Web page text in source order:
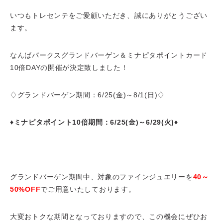
いつもトレセンテをご愛顧いただき、誠にありがとうござい
ます。
なんばパークスグランドバーゲン＆ミナピタポイントカード
10倍DAYの開催が決定致しました！
♢グランドバーゲン期間：6/25(金)～8/1(日)♢
♦ミナピタポイント10倍期間：6/25(金)～6/29(火)♦
グランドバーゲン期間中、対象のファインジュエリーを40～
50%OFFでご用意いたしております。
大変おトクな期間となっておりますので、この機会にぜひお